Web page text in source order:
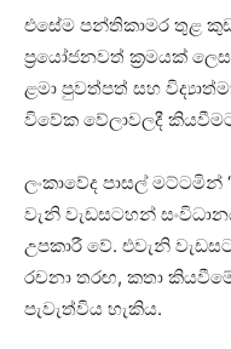
එසේම පන්තිකාමර තුළ
ප්‍රයෝජනවත් ක්‍රමයක්
ළමා පුවත්පත් සහ
විවේක වේලාවලදී
ලංකාවේද පාසල්
වැනි වැඩසටහන්
උපකාරී වේ. එවැනි
රචනා තරඟ, කතා
පැවැත්විය හැකිය.